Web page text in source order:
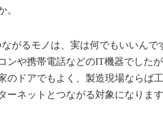
。
がるモノは、実は何でもいいん
ンや携帯電話などのIT機器でした
のドアでもよく、製造現場ならば
ーネットとつながる対象になります